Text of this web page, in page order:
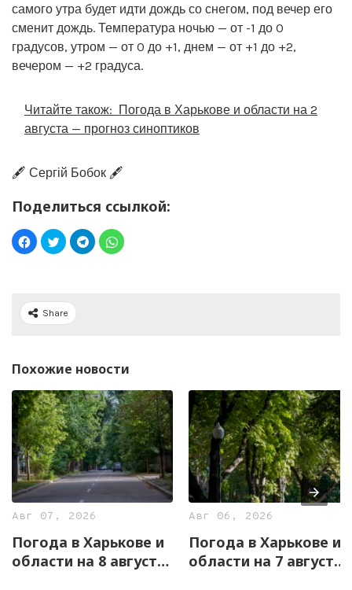
самого утра будет идти дождь со снегом, под вечер его
сменит дождь. Температура ночью — от -1 до 0
градусов, утром — от 0 до +1, днем — от +1 до +2,
вечером — +2 градуса.
Читайте також: Погода в Харькове и области на 2
августа — прогноз синоптиков
🖋️ Сергій Бобок 🖋️
Поделиться ссылкой:
Share
Похожие новости
Авг 07, 2026
Погода в Харькове и
области на 8 августа
Авг 06, 2026
Погода в Харькове и
области на 7 августа